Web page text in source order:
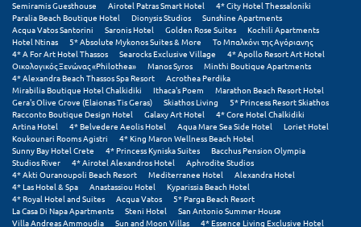
Πλύτρα Λακωνίας
Πόρος
Πόρτο Χέλι
Πρέβεζα
Πύλος
Πύργος
Ρ
Semiramis Guesthouse
Airotel Patras Smart Hotel
4* City Hotel Thessaloniki
Paralia Beach Boutique Hotel
Dionysis Studios
Sunshine Apartments
Acqua Vatos Santorini
Saronis Hotel Golden Rose Suites
Kochili Apartments
Hotel Ntinas
5* Absolute Mykonos Suites & More
Το Μπαλκόνι της Αγόριανης
4* A For Art Hotel Thassos
Searocks Exclusive Village
4* Apollo Resort Art Hotel
Οικολογικός Ξενώνας «Philothea»
Manos Syros
Minthi Boutique Apartments
4* Alexandra Beach Thassos Spa Resort
Acrothea Perdika
Mirabilia Boutique Hotel Chalkidiki
Ithaca's Poem
Marathon Beach Resort Hotel
Gera's Olive Grove (Elaionas Tis Geras)
Skiathos Living
5* Princess Resort Skiathos
Racconto Boutique Design Hotel
Galaxy Art Hotel
4* Core Hotel Chalkidiki
Artina Hotel
4* Belvedere Aeolis Hotel Aqua Mare Sea Side Hotel
Loriet Hotel
Koukounari Rooms Agistri
4* King Maron Wellness Beach Hotel
Sunny Bay Hotel Crete
4* Princess Kyniska Suites
Bacchus Pension Olympia
Studios River
4* Airotel Alexandros Hotel
Aphrodite Studios
4* Akti Ouranoupoli Beach Resort
Mediterranee Hotel
Alexandra Hotel
4* Las Hotel & Spa
Anastassiou Hotel
Kyparissia Beach Hotel
4* Royal Hotel and Suites
Acqua Vatos
5* Parga Beach Resort
La Casa Di Napa Apartments
Steni Hotel
San Antonio Summer House
Villa Andreas Ammoudia
Sun and Moon Villas
4* Essence Living Exclusive Hotel